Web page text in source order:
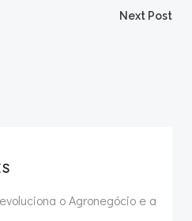
Next Post
o Agronegócio e a